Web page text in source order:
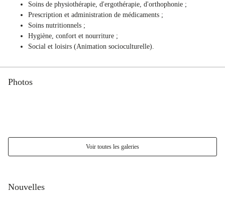
Soins de physiothérapie, d'ergothérapie, d'orthophonie ;
Prescription et administration de médicaments ;
Soins nutritionnels ;
Hygiène, confort et nourriture ;
Social et loisirs (Animation socioculturelle).
Photos
Voir toutes les galeries
Nouvelles